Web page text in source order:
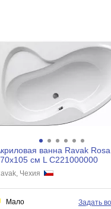
ванна Ravak
см L C221000000
Чехия
Мало Задать